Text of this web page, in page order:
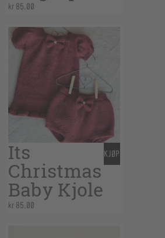
kr85,00
Its
Christmas
Baby Kjole
kr85,00
KJØP